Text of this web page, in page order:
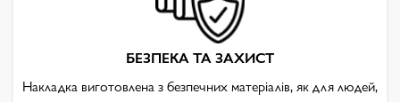
БЕЗПЕКА ТА ЗАХИСТ
Накладка виготовлена з безпечних матеріалів, як для людей,